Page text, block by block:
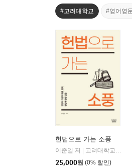
#고려대학교 #영어영
헌법으로 가는 소풍
이준일 저
고려대학교출판부
25,000원 (0% 할인)